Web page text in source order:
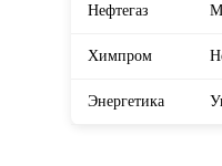
Нефтегаз
Химпром
Энергетика